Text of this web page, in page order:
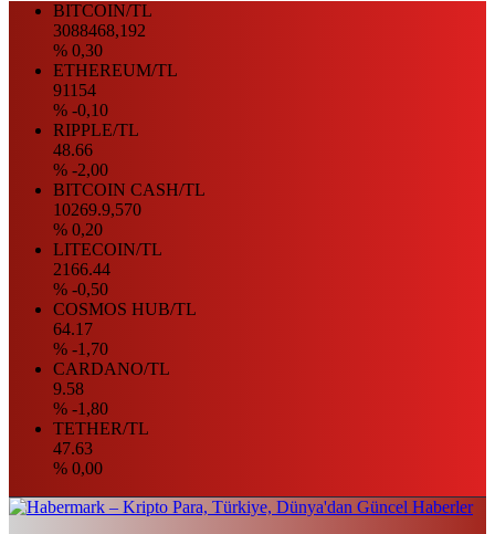
BITCOIN/TL
3088468,192
% 0,30
ETHEREUM/TL
91154
% -0,10
RIPPLE/TL
48.66
% -2,00
BITCOIN CASH/TL
10269.9,570
% 0,20
LITECOIN/TL
2166.44
% -0,50
COSMOS HUB/TL
64.17
% -1,70
CARDANO/TL
9.58
% -1,80
TETHER/TL
47.63
% 0,00